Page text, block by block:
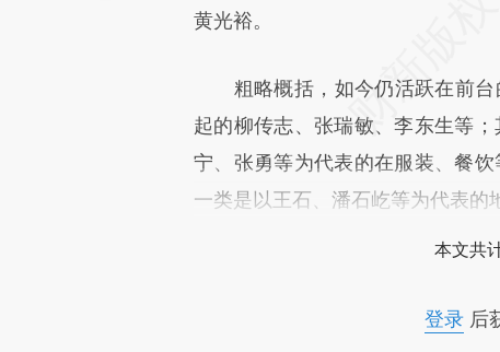
黄光裕。
粗略概括，如今仍活跃在前台
起的柳传志、张瑞敏、李东生等
宁、张勇等为代表的在服装、餐
一类是以王石、潘石屹等为代表的
本文共
登录后